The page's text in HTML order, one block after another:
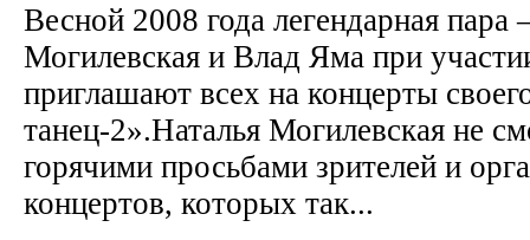
Весной 2008 года легендарная пара
Могилевская и Влад Яма при
приглашают всех на концерты
танец-2».Наталья Могилевская не
горячими просьбами зрителей и
концертов, которых так...